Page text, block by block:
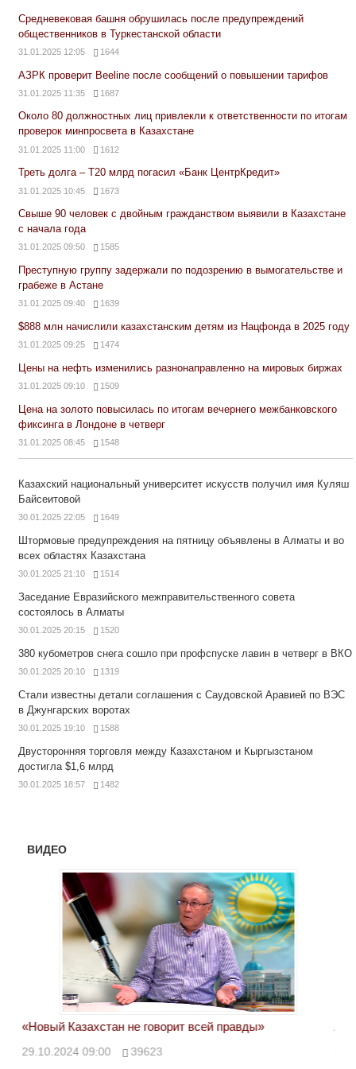
Средневековая башня обрушилась после предупреждений
общественников в Туркестанской области
31.01.2025 12:05 1644
АЗРК проверит Beeline после сообщений о повышении тарифов
31.01.2025 11:35 1687
Около 80 должностных лиц привлекли к ответственности по итогам
проверок минпросвета в Казахстане
31.01.2025 11:00 1612
Треть долга – Т20 млрд погасил «Банк ЦентрКредит»
31.01.2025 10:45 1673
Свыше 90 человек с двойным гражданством выявили в Казахстане
с начала года
31.01.2025 09:50 1585
Преступную группу задержали по подозрению в вымогательстве и
грабеже в Астане
31.01.2025 09:40 1639
$888 млн начислили казахстанским детям из Нацфонда в 2025 году
31.01.2025 09:25 1474
Цены на нефть изменились разнонаправленно на мировых биржах
31.01.2025 09:10 1509
Цена на золото повысилась по итогам вечернего межбанковского
фиксинга в Лондоне в четверг
31.01.2025 08:45 1548
Казахский национальный университет искусств получил имя Куляш
Байсеитовой
30.01.2025 22:05 1649
Штормовые предупреждения на пятницу объявлены в Алматы и во
всех областях Казахстана
30.01.2025 21:10 1514
Заседание Евразийского межправительственного совета
состоялось в Алматы
30.01.2025 20:15 1520
380 кубометров снега сошло при профспуске лавин в четверг в ВКО
30.01.2025 20:10 1319
Стали известны детали соглашения с Саудовской Аравией по ВЭС
в Джунгарских воротах
30.01.2025 19:10 1588
Двусторонняя торговля между Казахстаном и Кыргызстаном
достигла $1,6 млрд
30.01.2025 18:57 1482
ВИДЕО
«Новый Казахстан не говорит всей правды»
29.10.2024 09:00 39623